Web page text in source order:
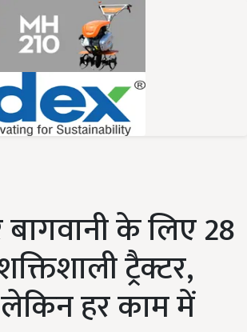
के लिए 28
ट्रैक्टर,
हर काम में